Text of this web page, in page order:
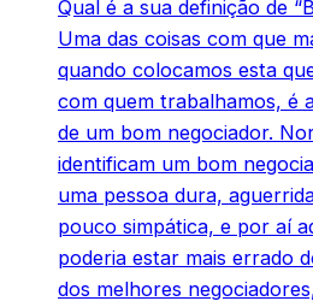
Qual é a sua definição de
Uma das coisas com que
quando colocamos esta
com quem trabalhamos, é
de um bom negociador.
identificam um bom
uma pessoa dura,
pouco simpática, e por aí
poderia estar mais errado
dos melhores